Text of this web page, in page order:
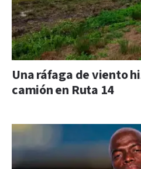
Una ráfaga de viento
camión en Ruta 14